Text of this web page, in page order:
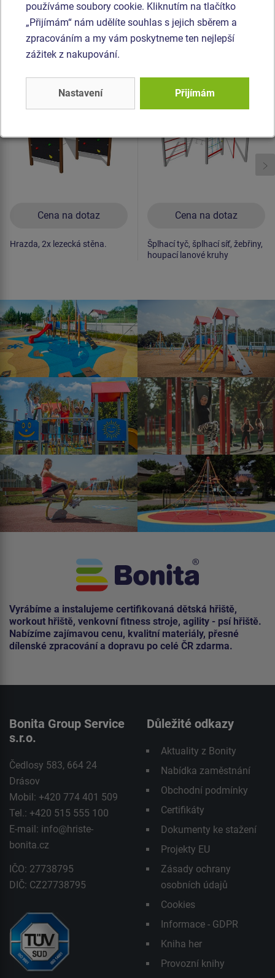
Podobnézboží
Produkt - SSE-8307K-20
Cena na dotaz
Hrazda, 2x lezecká stěna.
Cena na dotaz
Šplhací tyč, šplhací síť, žebřiny,
houpací lanové kruhy
Vyrábíme a instalujeme certifikovaná dětská hřiště,
workout hřiště, venkovní fitness stroje, agility - psí hřiště.
Nabízíme zajímavou cenu, kvalitní materiály, přesné
dílenské zpracování a dopravu po celé ČR zdarma.
Bonita Group Service
s.r.o.
Čedlosy 583, 664 24
Drásov
Mobil: +420 774 401 509
Tel.: +420 515 555 100
E-mail: info@hriste-
bonita.cz
IČO: 27738795
DIČ: CZ27738795
Důležité odkazy
Aktuality z Bonity
Nabídka zaměstnání
Obchodní podmínky
Certifikáty
Dokumenty ke stažení
Projekty EU
Zásady ochrany
osobních údajů
Cookies
Informace - GDPR
Kniha her
Provozní knihy
používáme soubory cookie. Kliknutím na tlačítko
„Přijímám“ nám udělíte souhlas s jejich sběrem a
zpracováním a my vám poskytneme ten nejlepší
zážitek z nakupování.
Nastavení Přijímám